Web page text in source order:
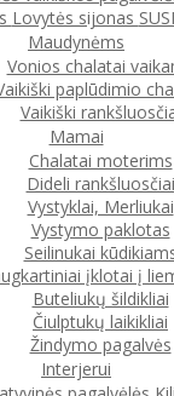
Lovytės sijonas
Maudynėms
Vonios chalatai
paplūdimio
Vaikiški
Mamai
Chalatai moterims
Dideli rankšluosčiai
Vystyklai, Merliukai
Vystymo paklotas
Seilinukai
įklotai į
Buteliukų šildikliai
Čiulptukų laikikliai
Žindymo pagalvės
Interjerui